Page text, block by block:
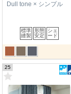
Dull tone × シンプル
標準
縫製
形態
安定
シェ
ード
25